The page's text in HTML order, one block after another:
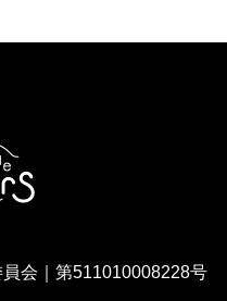
会｜第511010008228号